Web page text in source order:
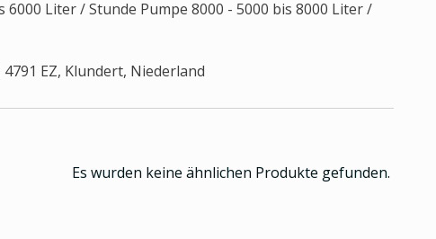
Liter / Stunde Pumpe 8000 - 5000 bis 8000 Liter /
EZ, Klundert, Niederland
Es wurden keine ähnlichen Produkte gefunden.